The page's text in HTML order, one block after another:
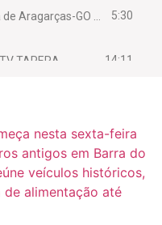
5:30
TAPERA 14:11
Só a bo$ta 6:31
ARAGARÇAS: Uma das obras que não tem prioridade 7:10
nesta sexta-feira
antigos em Barra do
veículos históricos,
alimentação até